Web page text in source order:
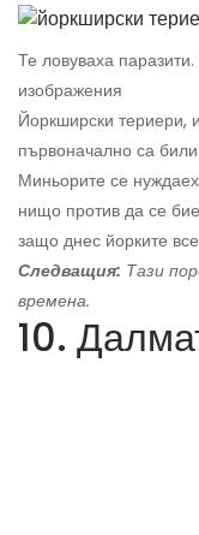
Те ловуваха
изображения
Йоркширски териери,
първоначално са
Миньорите се
нищо против да се
защо днес йорките
Следващия: Тази
времена.
10.